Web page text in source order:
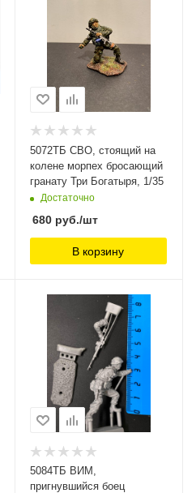
5072ТБ СВО, стоящий на
колене морпех бросающий
гранату Три Богатыря, 1/35
Достаточно
680руб./шт
В корзину
5084ТБ ВИМ,
пригнувшийся боец